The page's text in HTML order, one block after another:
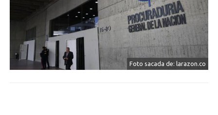
Foto sacada de: larazon.co